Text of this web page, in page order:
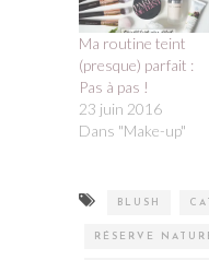
Ma routine teint
(presque) parfait :
Pas à pas !
23 juin 2016
Dans "Make-up"
BLUSH
RÉSERVE